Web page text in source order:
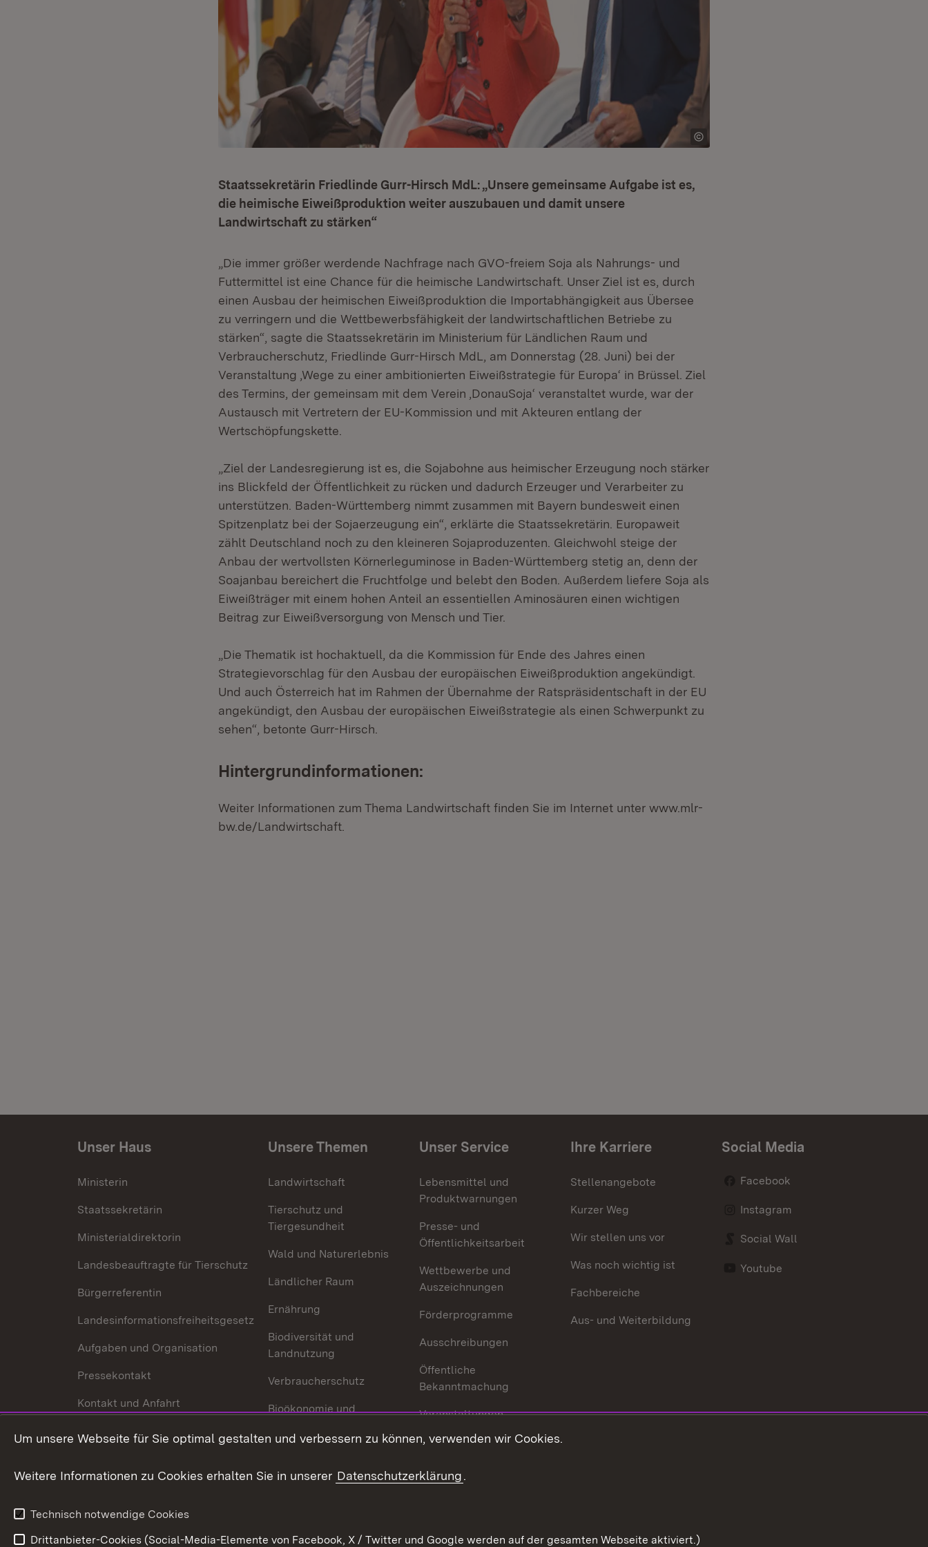
Staatssekretärin Friedlinde Gurr-Hirsch MdL: „Unsere gemeinsame Aufgabe ist es,
die heimische Eiweißproduktion weiter auszubauen und damit unsere
Landwirtschaft zu stärken“
„Die immer größer werdende Nachfrage nach GVO-freiem Soja als Nahrungs- und
Futtermittel ist eine Chance für die heimische Landwirtschaft. Unser Ziel ist es, durch
einen Ausbau der heimischen Eiweißproduktion die Importabhängigkeit aus Übersee
zu verringern und die Wettbewerbsfähigkeit der landwirtschaftlichen Betriebe zu
stärken“, sagte die Staatssekretärin im Ministerium für Ländlichen Raum und
Verbraucherschutz, Friedlinde Gurr-Hirsch MdL, am Donnerstag (28. Juni) bei der
Veranstaltung ‚Wege zu einer ambitionierten Eiweißstrategie für Europa‘ in Brüssel. Ziel
des Termins, der gemeinsam mit dem Verein ‚DonauSoja‘ veranstaltet wurde, war der
Austausch mit Vertretern der EU-Kommission und mit Akteuren entlang der
Wertschöpfungskette.
„Ziel der Landesregierung ist es, die Sojabohne aus heimischer Erzeugung noch stärker
ins Blickfeld der Öffentlichkeit zu rücken und dadurch Erzeuger und Verarbeiter zu
unterstützen. Baden-Württemberg nimmt zusammen mit Bayern bundesweit einen
Spitzenplatz bei der Sojaerzeugung ein“, erklärte die Staatssekretärin. Europaweit
zählt Deutschland noch zu den kleineren Sojaproduzenten. Gleichwohl steige der
Anbau der wertvollsten Körnerleguminose in Baden-Württemberg stetig an, denn der
Soajanbau bereichert die Fruchtfolge und belebt den Boden. Außerdem liefere Soja als
Eiweißträger mit einem hohen Anteil an essentiellen Aminosäuren einen wichtigen
Beitrag zur Eiweißversorgung von Mensch und Tier.
„Die Thematik ist hochaktuell, da die Kommission für Ende des Jahres einen
Strategievorschlag für den Ausbau der europäischen Eiweißproduktion angekündigt.
Und auch Österreich hat im Rahmen der Übernahme der Ratspräsidentschaft in der EU
angekündigt, den Ausbau der europäischen Eiweißstrategie als einen Schwerpunkt zu
sehen“, betonte Gurr-Hirsch.
Hintergrundinformationen:
Weiter Informationen zum Thema Landwirtschaft finden Sie im Internet unter www.mlr-
bw.de/Landwirtschaft.
Unser Haus
Ministerin
Staatssekretärin
Ministerialdirektorin
Landesbeauftragte für Tierschutz
Bürgerreferentin
Landesinformationsfreiheitsgesetz
Aufgaben und Organisation
Pressekontakt
Kontakt und Anfahrt
Unsere Themen
Landwirtschaft
Tierschutz und
Tiergesundheit
Wald und Naturerlebnis
Ländlicher Raum
Ernährung
Biodiversität und
Landnutzung
Verbraucherschutz
Bioökonomie und
Unser Service
Lebensmittel und
Produktwarnungen
Presse- und
Öffentlichkeitsarbeit
Wettbewerbe und
Auszeichnungen
Förderprogramme
Ausschreibungen
Öffentliche
Bekanntmachung
Veranstaltungen
Mediathek
Publikationen
Ihre Karriere
Stellenangebote
Kurzer Weg
Wir stellen uns vor
Was noch wichtig ist
Fachbereiche
Aus- und Weiterbildung
Social Media
Facebook
Instagram
Social Wall
Youtube
Um unsere Webseite für Sie optimal gestalten und verbessern zu können, verwenden wir Cookies.
Weitere Informationen zu Cookies erhalten Sie in unserer Datenschutzerklärung.
Technisch notwendige Cookies
Drittanbieter-Cookies (Social-Media-Elemente von Facebook, X / Twitter und Google werden auf der gesamten Webseite aktiviert.)